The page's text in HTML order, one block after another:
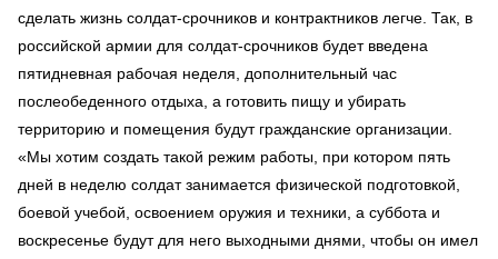
сделать жизнь солдат-срочников и контрактников легче. Так, в
российской армии для солдат-срочников будет введена
пятидневная рабочая неделя, дополнительный час
послеобеденного отдыха, а готовить пищу и убирать
территорию и помещения будут гражданские организации.
«Мы хотим создать такой режим работы, при котором пять
дней в неделю солдат занимается физической подготовкой,
боевой учебой, освоением оружия и техники, а суббота и
воскресенье будут для него выходными днями, чтобы он имел